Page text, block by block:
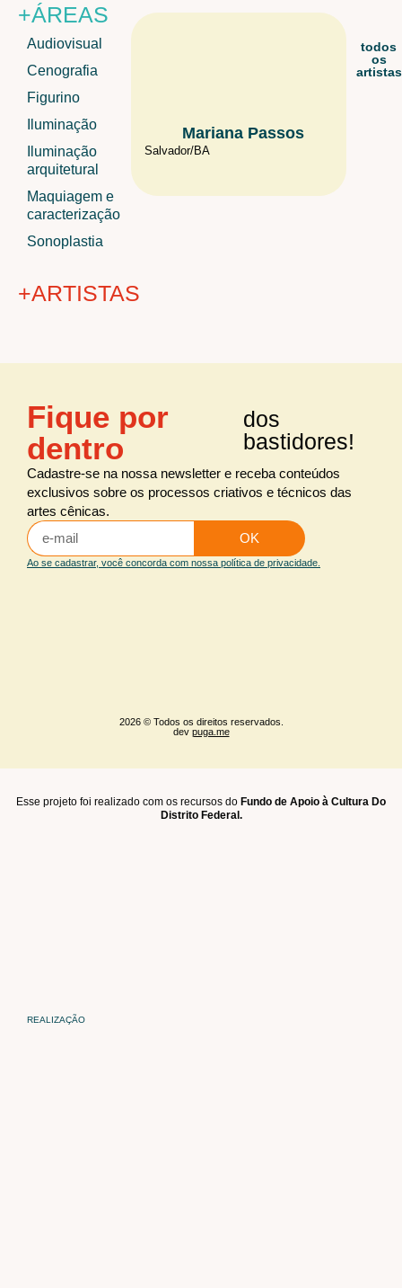
+ÁREAS
Audiovisual
Cenografia
Figurino
Iluminação
Iluminação
arquitetural
Maquiagem e
caracterização
Sonoplastia
+ARTISTAS
Mariana Passos
Salvador/BA
todos
os
artistas
Audiovisual
Cenografia
Figurino
Iluminação
Iluminação arquitetural
Maquiagem e caracterização
artistas
2026 © Todos os direitos reservados.
dev puga.me
dos
bastidores!
Fique por
dentro
Cadastre-se na nossa newsletter e receba conteúdos
exclusivos sobre os processos criativos e técnicos das
artes cênicas.
OK
Ao se cadastrar, você concorda com nossa política de privacidade.
Esse projeto foi realizado com os recursos do Fundo de Apoio à Cultura Do
Distrito Federal.
REALIZAÇÃO